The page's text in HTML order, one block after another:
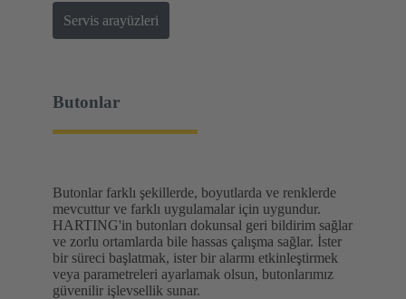
Servis arayüzleri
Butonlar
Butonlar farklı şekillerde, boyutlarda ve renklerde
mevcuttur ve farklı uygulamalar için uygundur.
HARTING'in butonları dokunsal geri bildirim sağlar
ve zorlu ortamlarda bile hassas çalışma sağlar. İster
bir süreci başlatmak, ister bir alarmı etkinleştirmek
veya parametreleri ayarlamak olsun, butonlarımız
güvenilir işlevsellik sunar.